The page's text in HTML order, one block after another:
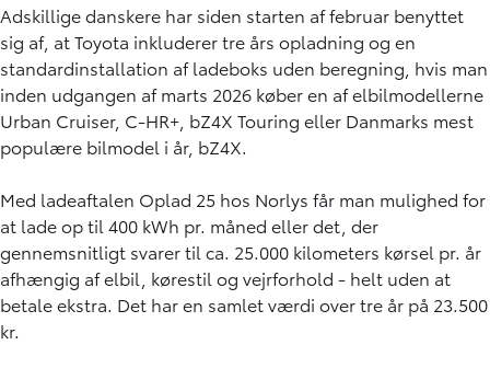
Adskillige danskere har siden starten af februar benyttet
sig af, at Toyota inkluderer tre års opladning og en
standardinstallation af ladeboks uden beregning, hvis man
inden udgangen af marts 2026 køber en af elbilmodellerne
Urban Cruiser, C-HR+, bZ4X Touring eller Danmarks mest
populære bilmodel i år, bZ4X.
Med ladeaftalen Oplad 25 hos Norlys får man mulighed for
at lade op til 400 kWh pr. måned eller det, der
gennemsnitligt svarer til ca. 25.000 kilometers kørsel pr. år
afhængig af elbil, kørestil og vejrforhold - helt uden at
betale ekstra. Det har en samlet værdi over tre år på 23.500
kr.